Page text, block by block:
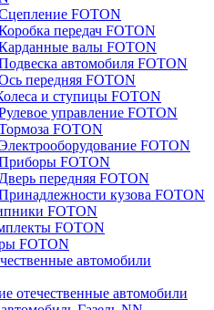
FOTON
передач FOTON
валы FOTON
автомобиля FOTON
передняя FOTON
и ступицы FOTON
управление FOTON
FOTON
FOTON
FOTON
передняя FOTON
кузова FOTON
FOTON
FOTON
FOTON
автомобили
отечественные автомобили